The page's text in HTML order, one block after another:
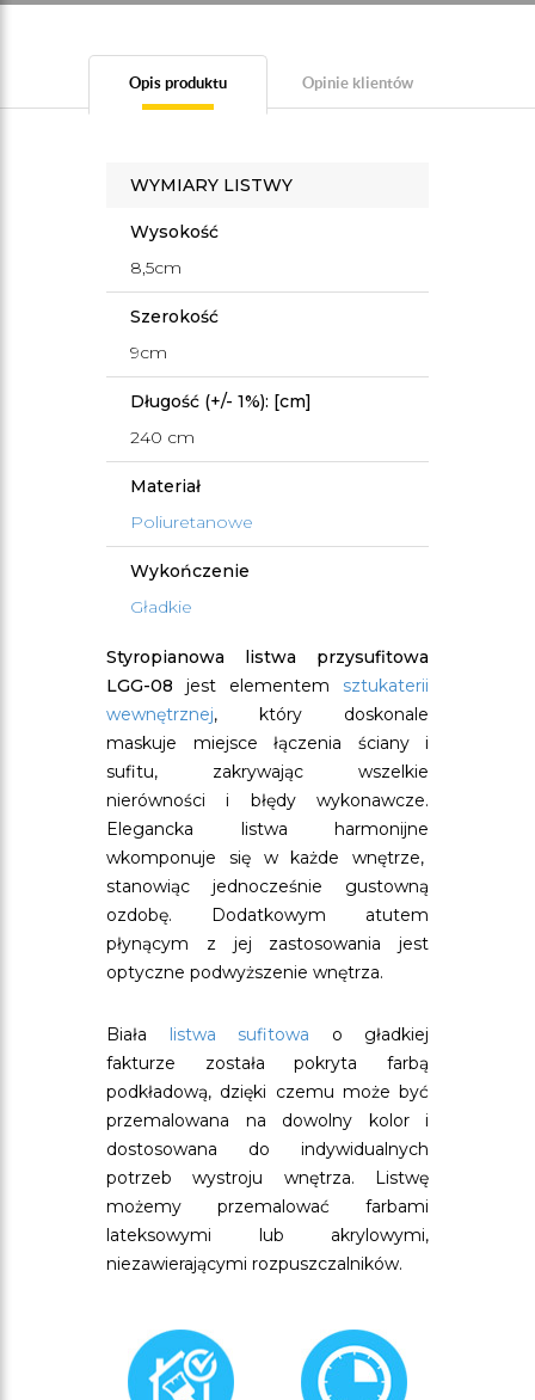
Opis produktu Opinie klientów
WYMIARY LISTWY
Wysokość
8,5cm
Szerokość
9cm
Długość (+/- 1%): [cm]
240 cm
Materiał
Poliuretanowe
Wykończenie
Gładkie
Styropianowa listwa przysufitowa
LGG-08 jest elementem sztukaterii
wewnętrznej, który doskonale
maskuje miejsce łączenia ściany i
sufitu, zakrywając wszelkie
nierówności i błędy wykonawcze.
Elegancka listwa harmonijne
wkomponuje się w każde wnętrze,
stanowiąc jednocześnie gustowną
ozdobę. Dodatkowym atutem
płynącym z jej zastosowania jest
optyczne podwyższenie wnętrza.
Biała listwa sufitowa o gładkiej
fakturze została pokryta farbą
podkładową, dzięki czemu może być
przemalowana na dowolny kolor i
dostosowana do indywidualnych
potrzeb wystroju wnętrza. Listwę
możemy przemalować farbami
lateksowymi lub akrylowymi,
niezawierającymi rozpuszczalników.